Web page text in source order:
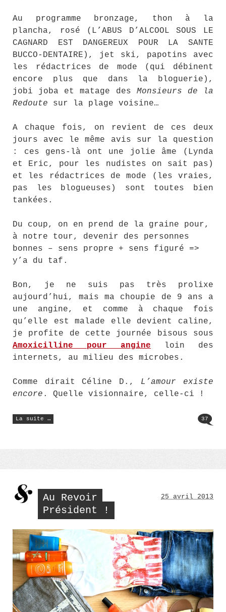
Au programme bronzage, thon à la
plancha, rosé (L’ABUS D’ALCOOL SOUS LE
CAGNARD EST DANGEREUX POUR LA SANTE
BUCCO-DENTAIRE), jet ski, papotins avec
les rédactrices de mode (qui débinent
encore plus que dans la bloguerie),
jobi joba et matage des Monsieurs de la
Redoute sur la plage voisine…
A chaque fois, on revient de ces deux
jours avec le même avis sur la question
: ces gens-là ont une jolie âme (Lynda
et Eric, pour les nudistes on sait pas)
et les rédactrices de mode (les vraies,
pas les blogueuses) sont toutes bien
tankées.
Du coup, on en prend de la graine pour,
à notre tour, devenir des personnes
bonnes – sens propre + sens figuré =>
y’a du taf.
Bon, je ne suis pas très prolixe
aujourd’hui, mais ma choupie de 9 ans a
une angine, et comme à chaque fois
qu’elle est malade elle devient caline,
je profite de cette journée bisous sous
Amoxicilline pour angine loin des
internets, au milieu des microbes.
Comme dirait Céline D., L’amour existe
encore . Quelle visionnaire, celle-ci !
La suite …
« Plage
de
37
Au Revoir
Président !
25 avril 2013